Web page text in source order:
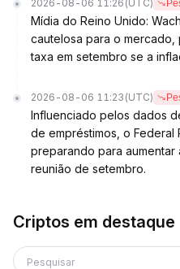
2026-08-06 11:26 (UTC)
Mídia do Reino Unido:
cautelosa para o
taxa em setembro se a
2026-08-06 11:23 (UTC)
Influenciado pelos dados
de empréstimos, o
preparando para aumentar
reunião de setembro.
Criptos em destaque
Pesquisar